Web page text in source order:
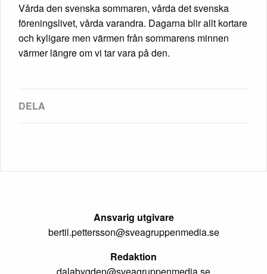
Vårda den svenska sommaren, vårda det svenska
föreningslivet, vårda varandra. Dagarna blir allt kortare
och kyligare men värmen från sommarens minnen
värmer längre om vi tar vara på den.
Ansvarig utgivare
bertil.pettersson@sveagruppenmedia.se
Redaktion
dalabygden@sveagruppenmedia.se